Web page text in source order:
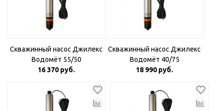
Скважинный насос Джилекс
Водомёт 55/50
16 370 руб.
Скважинный насос Джилекс
Водомёт 40/75
18 990 руб.